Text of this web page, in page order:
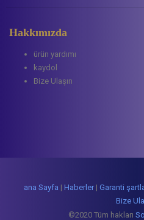
Hakkımızda
ürün yardımı
kaydol
Bize Ulaşın
ana Sayfa | Haberler| Garanti
Bize
©2020 Tüm hakları